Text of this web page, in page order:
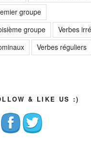
groupe
groupe
Verbes
Verbes réguliers
& LIKE US :)